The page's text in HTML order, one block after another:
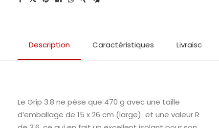
Description Caractéristiques Livraison &
Le Grip 3.8 ne pèse que 470 g avec une taille
d’emballage de 15 x 26 cm (large) et une valeur R